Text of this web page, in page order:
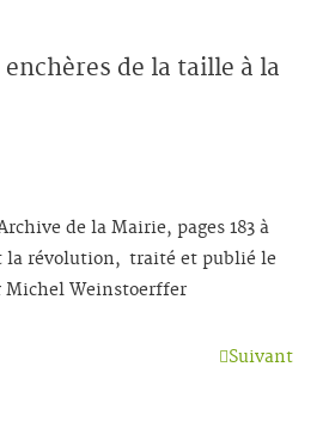
de la taille à la
de la Mairie, pages 183 à
la révolution, traité et publié le
Michel Weinstoerffer
Suivant